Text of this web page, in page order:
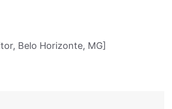
Belo Horizonte, MG]